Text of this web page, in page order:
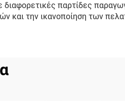
παρτίδες
και την ικανοποίηση των